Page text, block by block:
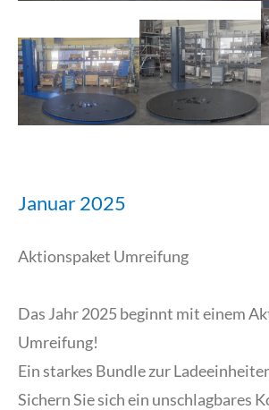
Januar 2025
Aktionspaket Umreifung
Das Jahr 2025 beginnt mit einem
Umreifung!
Ein starkes Bundle zur
Sichern Sie sich ein unschlagbares